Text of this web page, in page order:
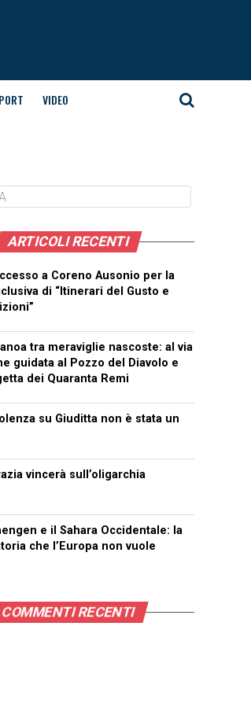
VIDEO
ARTICOLI RECENTI
a Coreno Ausonio per la
di “Itinerari del Gusto e
tra meraviglie nascoste: al via
guidata al Pozzo del Diavolo e
dei Quaranta Remi
su Giuditta non è stata un
vincerà sull’oligarchia
e il Sahara Occidentale: la
che l’Europa non vuole
COMMENTI RECENTI